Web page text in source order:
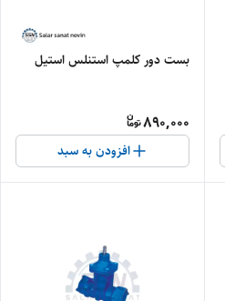
بست دور کلمپ استنلس استیل
890,000
افزودن به سبد